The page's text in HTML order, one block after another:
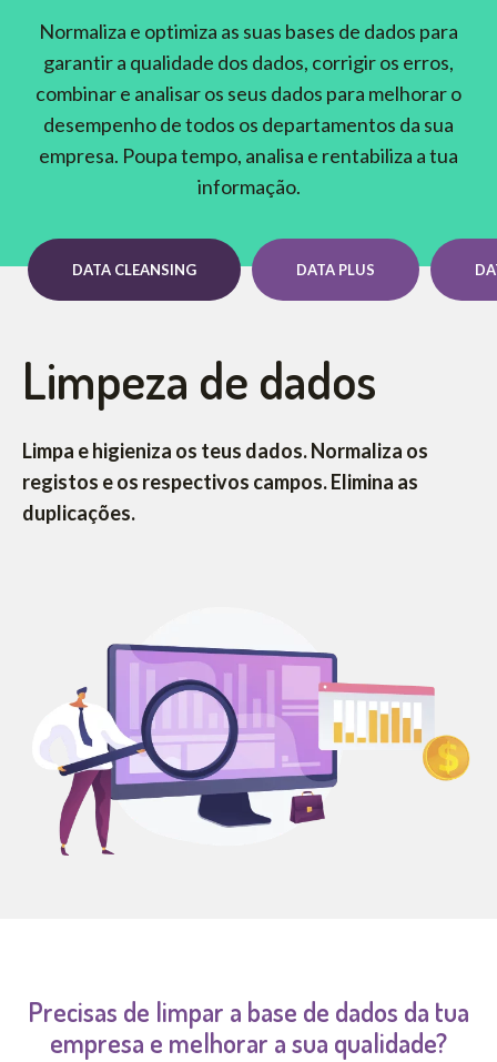
Normaliza e optimiza as suas bases de dados para
garantir a qualidade dos dados, corrigir os erros,
combinar e analisar os seus dados para melhorar o
desempenho de todos os departamentos da sua
empresa. Poupa tempo, analisa e rentabiliza a tua
informação.
DATA CLEANSING DATA PLUS
Limpeza de dados
Limpa e higieniza os teus dados. Normaliza os
registos e os respectivos campos. Elimina as
duplicações.
Precisas de limpar a base de dados da tua
empresa e melhorar a sua qualidade?